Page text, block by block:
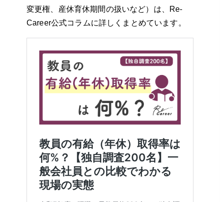
変更権、産休育休期間の扱いなど）は、Re-
Career公式コラムに詳しくまとめています。